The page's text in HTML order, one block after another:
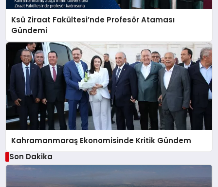
Ksü Ziraat Fakültesi’nde Profesör Ataması
Gündemi
Kahramanmaraş Ekonomisinde Kritik Gündem
Son Dakika